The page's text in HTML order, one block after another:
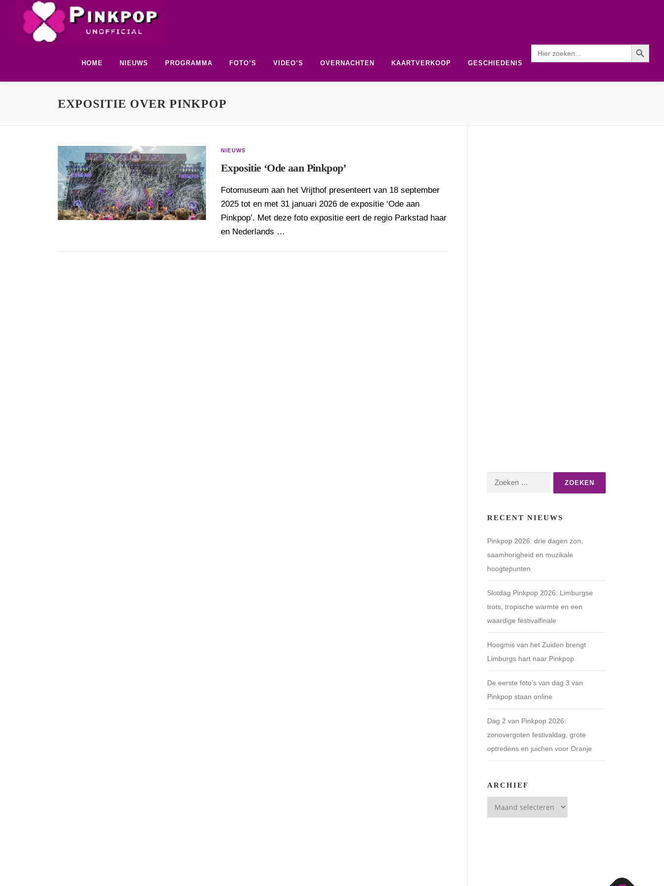
HOME NIEUWS PROGRAMMA FOTO’S VIDEO’S OVERNACHTEN KAARTVERKOOP GESCHIEDENIS
Zoek naar: Zoekknop
EXPOSITIE OVER PINKPOP
NIEUWS
Expositie ‘Ode aan Pinkpop’
Fotomuseum aan het Vrijthof presenteert van 18 september
2025 tot en met 31 januari 2026 de expositie ‘Ode aan
Pinkpop’. Met deze foto expositie eert de regio Parkstad haar
en Nederlands …
Zoeken
RECENT NIEUWS
Pinkpop 2026: drie dagen zon,
saamhorigheid en muzikale
hoogtepunten
Slotdag Pinkpop 2026: Limburgse
trots, tropische warmte en een
waardige festivalfinale
Hoogmis van het Zuiden brengt
Limburgs hart naar Pinkpop
De eerste foto’s van dag 3 van
Pinkpop staan online
Dag 2 van Pinkpop 2026:
zonovergoten festivaldag, grote
optredens en juichen voor Oranje
ARCHIEF
Archief